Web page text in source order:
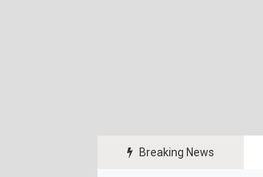
Breaking News